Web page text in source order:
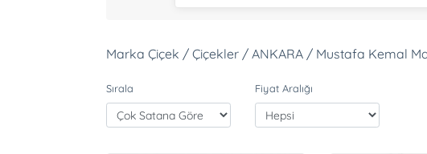
Marka Çiçek / Çiçekler / ANKARA / Mustafa Kemal
Sırala Fiyat Aralığı